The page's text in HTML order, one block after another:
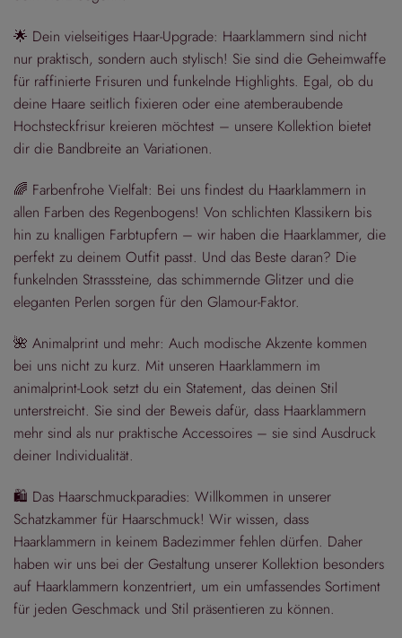
🌟 Dein vielseitiges Haar-Upgrade: Haarklammern sind nicht
nur praktisch, sondern auch stylisch! Sie sind die Geheimwaffe
für raffinierte Frisuren und funkelnde Highlights. Egal, ob du
deine Haare seitlich fixieren oder eine atemberaubende
Hochsteckfrisur kreieren möchtest – unsere Kollektion bietet
dir die Bandbreite an Variationen.
🌈 Farbenfrohe Vielfalt: Bei uns findest du Haarklammern in
allen Farben des Regenbogens! Von schlichten Klassikern bis
hin zu knalligen Farbtupfern – wir haben die Haarklammer, die
perfekt zu deinem Outfit passt. Und das Beste daran? Die
funkelnden Strasssteine, das schimmernde Glitzer und die
eleganten Perlen sorgen für den Glamour-Faktor.
🌺 Animalprint und mehr: Auch modische Akzente kommen
bei uns nicht zu kurz. Mit unseren Haarklammern im
animalprint-Look setzt du ein Statement, das deinen Stil
unterstreicht. Sie sind der Beweis dafür, dass Haarklammern
mehr sind als nur praktische Accessoires – sie sind Ausdruck
deiner Individualität.
🛍️ Das Haarschmuckparadies: Willkommen in unserer
Schatzkammer für Haarschmuck! Wir wissen, dass
Haarklammern in keinem Badezimmer fehlen dürfen. Daher
haben wir uns bei der Gestaltung unserer Kollektion besonders
auf Haarklammern konzentriert, um ein umfassendes Sortiment
für jeden Geschmack und Stil präsentieren zu können.